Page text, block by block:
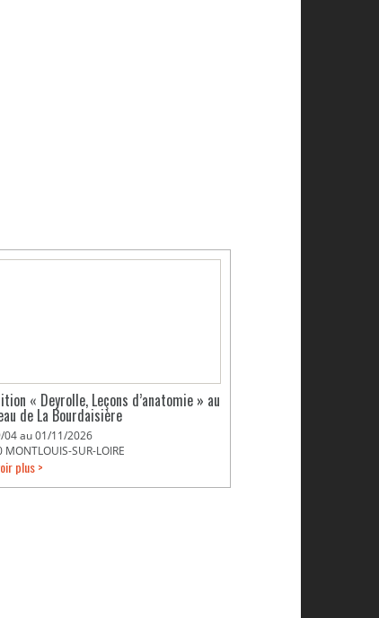
« Deyrolle, Leçons d’anatomie » au
de La Bourdaisière
04 au 01/11/2026
SUR-LOIRE
plus >